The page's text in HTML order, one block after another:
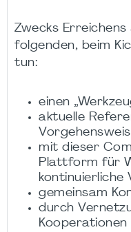
Zwecks
folgenden, beim
tun:
einen
aktuelle
mit dieser
Plattform für
kontinuierliche
gemeinsam
durch